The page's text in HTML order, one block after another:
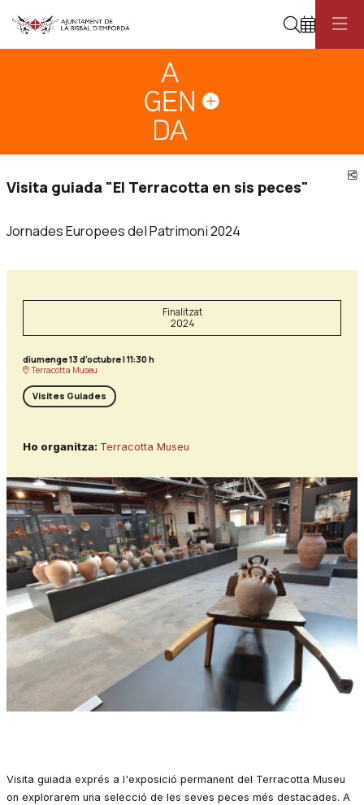
Cerca
Visita guiada "El Terracotta en sis peces"
Jornades Europees del Patrimoni 2024
Finalitzat
2024
diumenge 13 d’octubre|11:30 h
Terracotta Museu
Visites Guiades
Ho organitza: Terracotta Museu
Visita guiada exprés a l'exposició permanent del Terracotta Museu
on explorarem una selecció de les seves peces més destacades. A